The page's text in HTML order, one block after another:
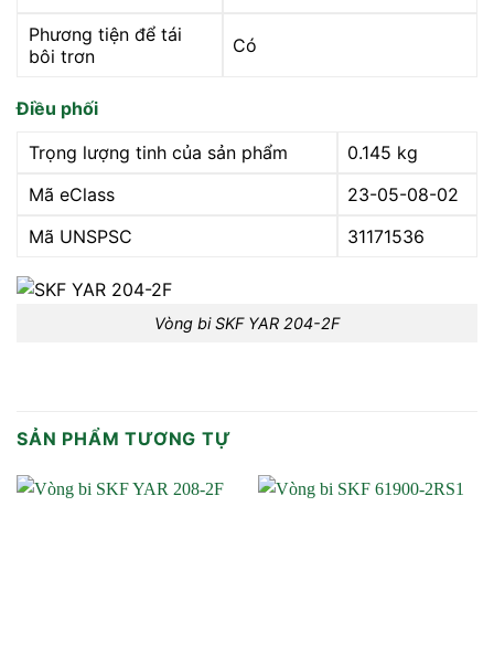
Phương tiện để tái
bôi trơn
Có
Điều phối
Trọng lượng tinh của sản phẩm
0.145 kg
Mã eClass
23-05-08-02
Mã UNSPSC
31171536
Vòng bi SKF YAR 204-2F
SẢN PHẨM TƯƠNG TỰ